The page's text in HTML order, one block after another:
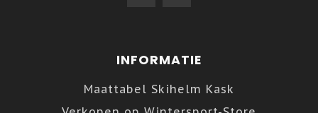
INFORMATIE
Maattabel Skihelm Kask